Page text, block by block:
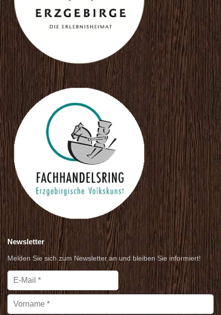
Newsletter
Melden Sie sich zum Newsletter an und bleiben Sie informiert!